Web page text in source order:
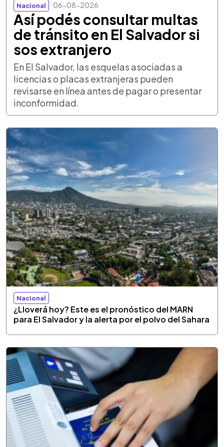
Nacional 06-08-2026
Así podés consultar multas
de tránsito en El Salvador si
sos extranjero
En El Salvador, las esquelas asociadas a
licencias o placas extranjeras pueden
revisarse en línea antes de pagar o presentar
inconformidad.
Nacional
¿Lloverá hoy? Este es el pronóstico del MARN
para El Salvador y la alerta por el polvo del Sahara